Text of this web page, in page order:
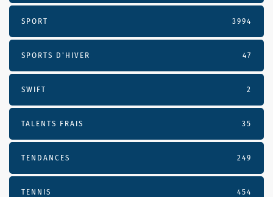
SPORT 3994
SPORTS D'HIVER 47
SWIFT 2
TALENTS FRAIS 35
TENDANCES 249
TENNIS 454